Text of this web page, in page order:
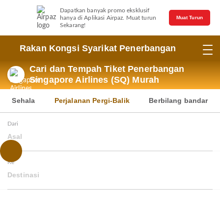
Dapatkan banyak promo eksklusif
hanya di Aplikasi Airpaz. Muat turun
Sekarang!
Muat Turun
Rakan Kongsi Syarikat Penerbangan
Cari dan Tempah Tiket Penerbangan
Singapore Airlines (SQ) Murah
Sehala Perjalanan Pergi-Balik Berbilang bandar
Dari
Asal
Ke
Destinasi